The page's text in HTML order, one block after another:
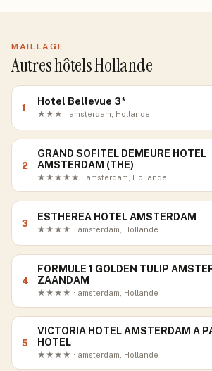
MAILLAGE
Autres hôtels Hollande
1
Hotel Bellevue 3*
★★★ · amsterdam, Hollande
2
GRAND SOFITEL DEMEURE HOTEL
AMSTERDAM (THE)
★★★★★ · amsterdam, Hollande
3
ESTHEREA HOTEL AMSTERDAM
★★★★ · amsterdam, Hollande
4
FORMULE 1 GOLDEN TULIP
ZAANDAM
★★★★ · amsterdam, Hollande
5
VICTORIA HOTEL AMSTERDAM A
HOTEL
★★★★ · amsterdam, Hollande